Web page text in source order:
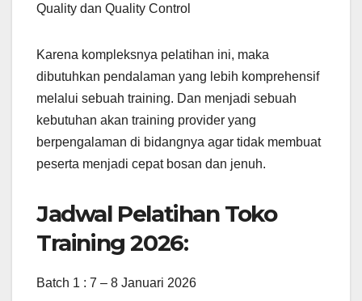
Quality dan Quality Control
Karena kompleksnya pelatihan ini, maka
dibutuhkan pendalaman yang lebih komprehensif
melalui sebuah training. Dan menjadi sebuah
kebutuhan akan training provider yang
berpengalaman di bidangnya agar tidak membuat
peserta menjadi cepat bosan dan jenuh.
Jadwal Pelatihan Toko
Training 2026:
Batch 1 : 7 – 8 Januari 2026